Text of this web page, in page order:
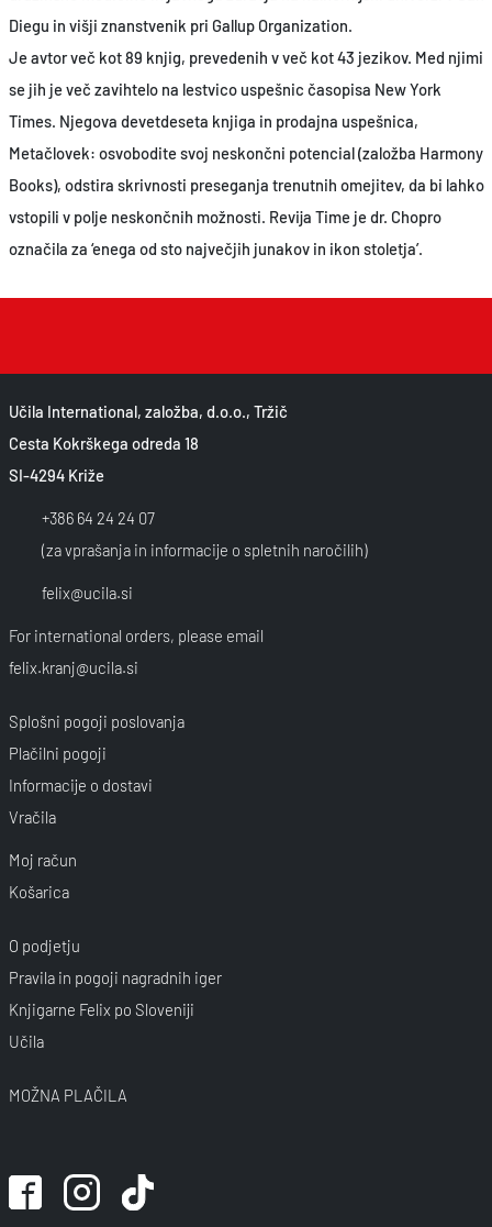
Diegu in višji znanstvenik pri Gallup Organization.
Je avtor več kot 89 knjig, prevedenih v več kot 43 jezikov. Med njimi
se jih je več zavihtelo na lestvico uspešnic časopisa New York
Times. Njegova devetdeseta knjiga in prodajna uspešnica,
Metačlovek: osvobodite svoj neskončni potencial (založba Harmony
Books), odstira skrivnosti preseganja trenutnih omejitev, da bi lahko
vstopili v polje neskončnih možnosti. Revija Time je dr. Chopro
označila za ‘enega od sto največjih junakov in ikon stoletja’.
Učila International, založba, d.o.o., Tržič
Cesta Kokrškega odreda 18
SI-4294 Križe
+386 64 24 24 07
(za vprašanja in informacije o spletnih naročilih)
felix@ucila.si
For international orders, please email
felix.kranj@ucila.si
Splošni pogoji poslovanja
Plačilni pogoji
Informacije o dostavi
Vračila
Moj račun
Košarica
O podjetju
Pravila in pogoji nagradnih iger
Knjigarne Felix po Sloveniji
Učila
MOŽNA PLAČILA